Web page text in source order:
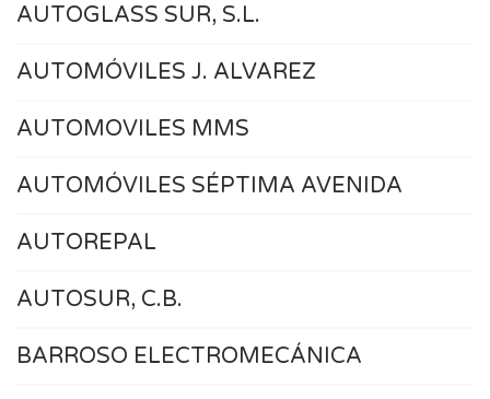
AUTOGLASS SUR, S.L.
AUTOMÓVILES J. ALVAREZ
AUTOMOVILES MMS
AUTOMÓVILES SÉPTIMA AVENIDA
AUTOREPAL
AUTOSUR, C.B.
BARROSO ELECTROMECÁNICA